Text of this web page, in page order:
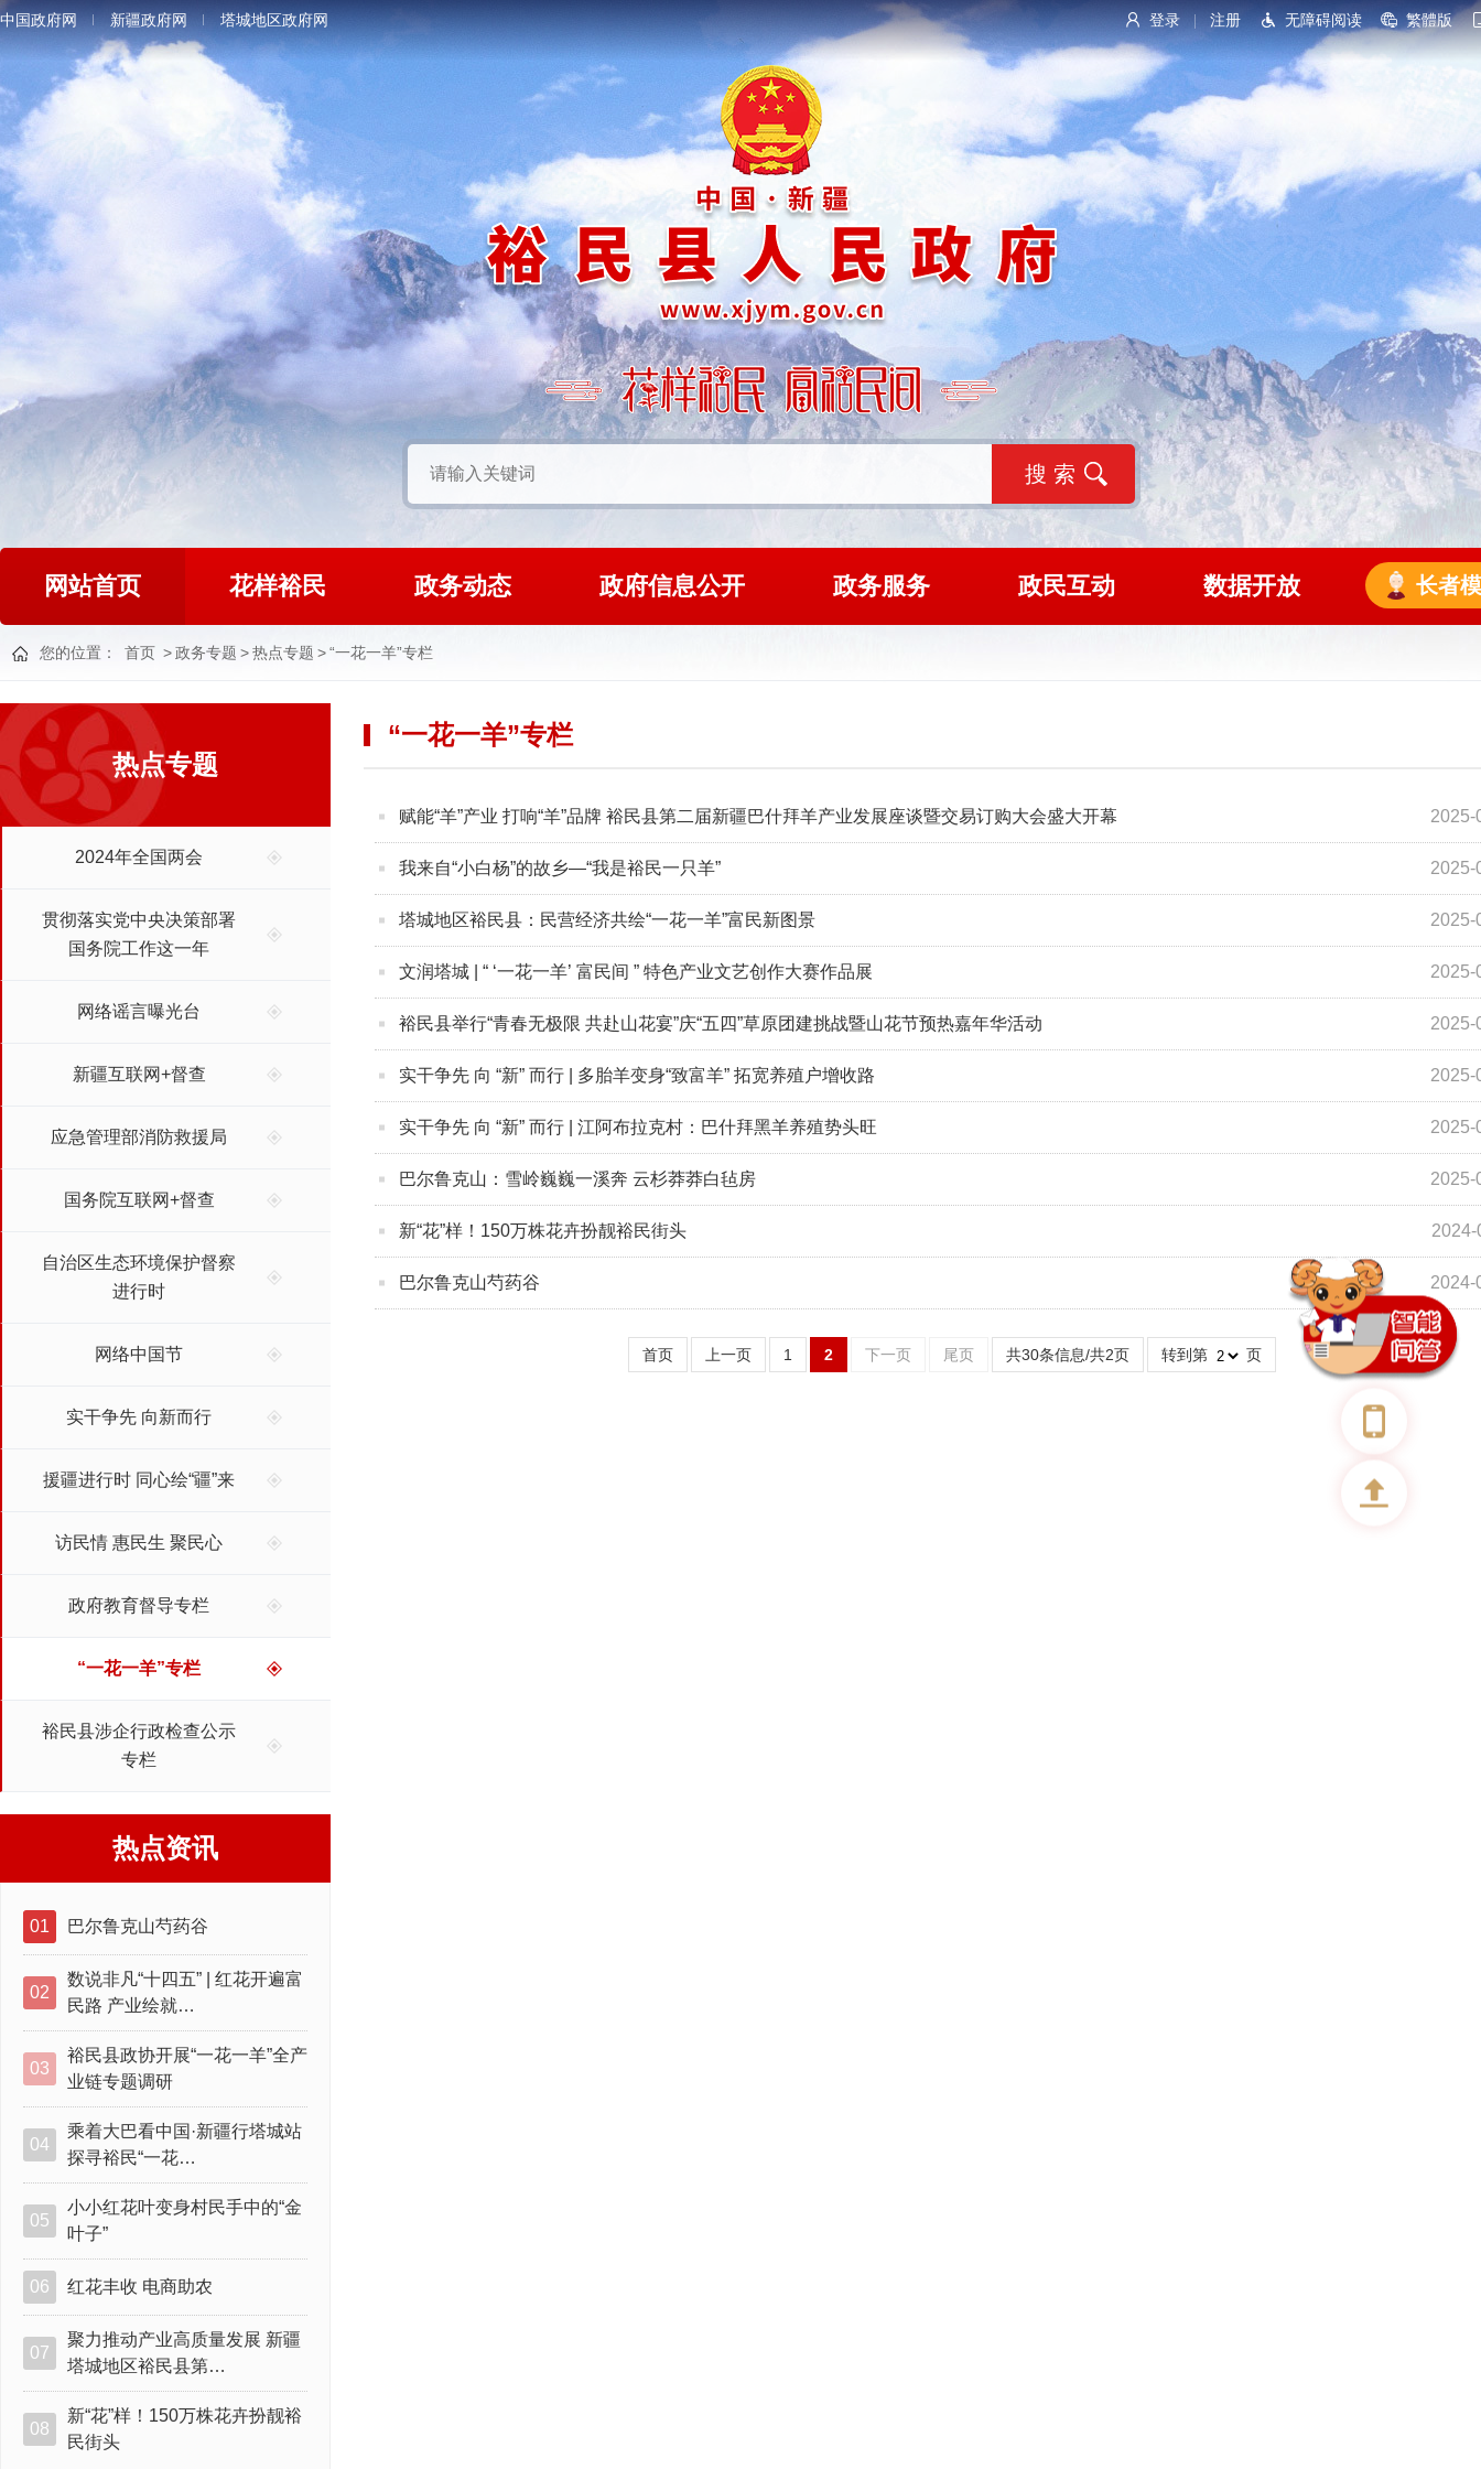
登录 注册 无障碍阅读 繁體版
中国政府网 新疆政府网 塔城地区政府网
网站首页 花样裕民 政务动态 政府信息公开 政务服务 政民互动 数据开放 长者
您的位置： 首页 >政务专题 >热点专题 >“一花一羊”专栏
热点专题
2024年全国两会
贯彻落实党中央决策部署
国务院工作这一年
网络谣言曝光台
新疆互联网+督查
应急管理部消防救援局
国务院互联网+督查
自治区生态环境保护督察
进行时
网络中国节
实干争先 向新而行
援疆进行时 同心绘“疆”来
访民情 惠民生 聚民心
政府教育督导专栏
“一花一羊”专栏
裕民县涉企行政检查公示
专栏
热点资讯
01 巴尔鲁克山芍药谷
02
数说非凡“十四五” | 红花开遍富
民路 产业绘就…
03
裕民县政协开展“一花一羊”全产
业链专题调研
04
乘着大巴看中国·新疆行塔城站
探寻裕民“一花…
05
小小红花叶变身村民手中的“金
叶子”
06 红花丰收 电商助农
07
聚力推动产业高质量发展 新疆
塔城地区裕民县第…
08
新“花”样！150万株花卉扮靓裕
民街头
“一花一羊”专栏
2025-
赋能“羊”产业 打响“羊”品牌 裕民县第二届新疆巴什拜羊产业发展座谈暨交易订购大会盛大开幕
2025-
我来自“小白杨”的故乡—“我是裕民一只羊”
2025-
塔城地区裕民县：民营经济共绘“一花一羊”富民新图景
2025-
文润塔城 | “ ‘一花一羊’ 富民间 ” 特色产业文艺创作大赛作品展
2025-
裕民县举行“青春无极限 共赴山花宴”庆“五四”草原团建挑战暨山花节预热嘉年华活动
2025-
实干争先 向 “新” 而行 | 多胎羊变身“致富羊” 拓宽养殖户增收路
2025-
实干争先 向 “新” 而行 | 江阿布拉克村：巴什拜黑羊养殖势头旺
2025-
巴尔鲁克山：雪岭巍巍一溪奔 云杉莽莽白毡房
2024-
新“花”样！150万株花卉扮靓裕民街头
2024-
巴尔鲁克山芍药谷
首页 上一页 1 2 下一页 尾页 共30条信息/共2页 转到第 页